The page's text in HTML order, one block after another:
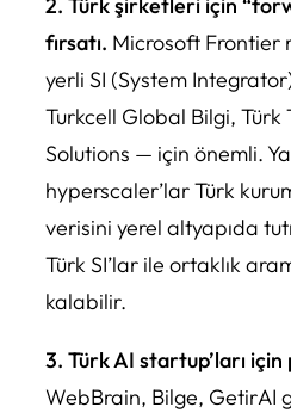
fırsatı. Microsoft Frontier
yerli SI (System
Turkcell Global Bilgi, Türk
Solutions — için önemli.
hyperscaler’lar Türk
verisini yerel altyapıda
Türk SI’lar ile ortaklık
kalabilir.
3. Türk AI startup’ları
WebBrain, Bilge, GetirAI